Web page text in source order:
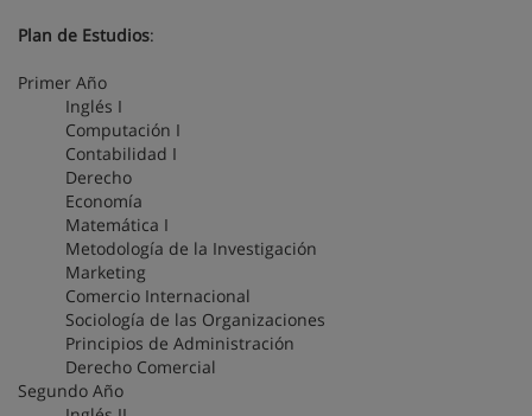
Plan de Estudios:
Primer Año
Inglés I
Computación I
Contabilidad I
Derecho
Economía
Matemática I
Metodología de la Investigación
Marketing
Comercio Internacional
Sociología de las Organizaciones
Principios de Administración
Derecho Comercial
Segundo Año